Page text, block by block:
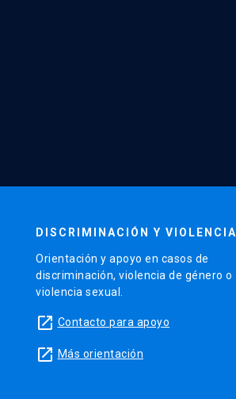
DISCRIMINACIÓN Y VIOLENCIA
Orientación y apoyo en casos de
discriminación, violencia de género o
violencia sexual.
launch Contacto para apoyo
launch Más orientación